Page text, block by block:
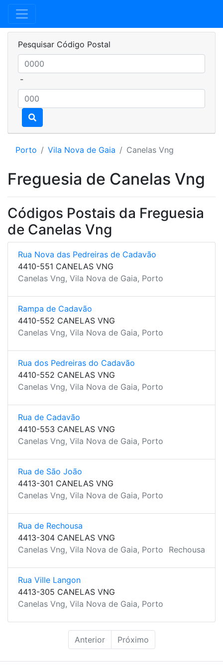
Pesquisar Código Postal
-
Porto Vila Nova de Gaia Canelas Vng
Freguesia de Canelas Vng
Códigos Postais da Freguesia
de Canelas Vng
Rua Nova das Pedreiras de Cadavão
4410-551 CANELAS VNG
Canelas Vng, Vila Nova de Gaia, Porto
Rampa de Cadavão
4410-552 CANELAS VNG
Canelas Vng, Vila Nova de Gaia, Porto
Rua dos Pedreiras do Cadavão
4410-552 CANELAS VNG
Canelas Vng, Vila Nova de Gaia, Porto
Rua de Cadavão
4410-553 CANELAS VNG
Canelas Vng, Vila Nova de Gaia, Porto
Rua de São João
4413-301 CANELAS VNG
Canelas Vng, Vila Nova de Gaia, Porto
Rua de Rechousa
4413-304 CANELAS VNG
Canelas Vng, Vila Nova de Gaia, Porto
Rechousa
Rua Ville Langon
4413-305 CANELAS VNG
Canelas Vng, Vila Nova de Gaia, Porto
Anterior Próximo